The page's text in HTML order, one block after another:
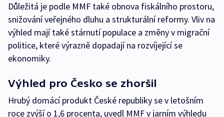
Důležitá je podle MMF také obnova fiskálního prostoru,
snižování veřejného dluhu a strukturální reformy. Vliv na
výhled mají také stárnutí populace a změny v migrační
politice, které výrazně dopadají na rozvíjející se
ekonomiky.
Výhled pro Česko se zhoršil
Hrubý domácí produkt České republiky se v letošním
roce zvýší o 1,6 procenta, uvedl MMF v jarním výhledu